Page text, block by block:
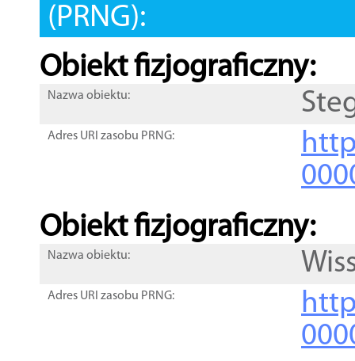
(PRNG):
Obiekt fizjograficzny:
Nazwa obiektu:
Adres URI zasobu PRNG:
Obiekt fizjograficzny:
Nazwa obiektu:
Adres URI zasobu PRNG: